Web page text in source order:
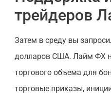
трейдеров
Затем в среду вы
долларов США. Лайм ФХ
торгового объема для
торговые приказы,